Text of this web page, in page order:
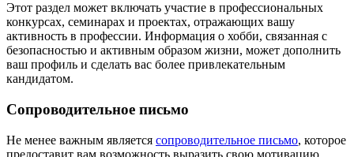
Этот раздел может включать участие в профессиональных
конкурсах, семинарах и проектах, отражающих вашу
активность в профессии. Информация о хобби, связанная с
безопасностью и активным образом жизни, может дополнить
ваш профиль и сделать вас более привлекательным
кандидатом.
Сопроводительное письмо
Не менее важным является сопроводительное письмо, которое
предоставит вам возможность выразить свою мотивацию